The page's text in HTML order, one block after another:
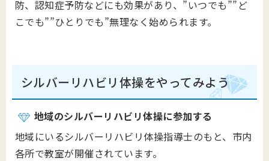
防、認知症予防などにも効果があり、”いつでも””ど
こでも””ひとりでも”無理なく始められます。
シルバーリハビリ体操をやってみよう
地域のシルバーリハビリ体操に参加する
地域にいるシルバーリハビリ体操指導士のもと、市内
各所で教室が開催されています。